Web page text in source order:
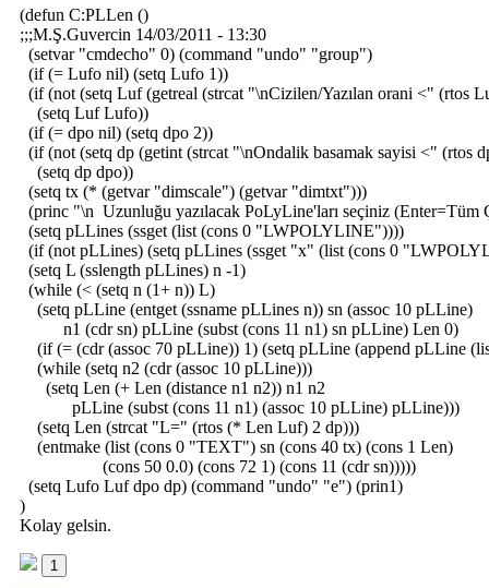
(defun C:PLLen ()
;;;M.Ş.Guvercin 14/03/2011 - 13:30
(setvar "cmdecho" 0) (command "undo" "group")
(if (= Lufo nil) (setq Lufo 1))
(if (not (setq Luf (getreal (strcat "\nCizilen/Yazılan orani <" (rtos
(setq Luf Lufo))
(if (= dpo nil) (setq dpo 2))
(if (not (setq dp (getint (strcat "\nOndalik basamak sayisi <" (rtos
(setq dp dpo))
(setq tx (* (getvar "dimscale") (getvar "dimtxt")))
(princ "\n Uzunluğu yazılacak PoLyLine'ları seçiniz (Enter=Tüm
(setq pLLines (ssget (list (cons 0 "LWPOLYLINE"))))
(if (not pLLines) (setq pLLines (ssget "x" (list (cons 0
(setq L (sslength pLLines) n -1)
(while (< (setq n (1+ n)) L)
(setq pLLine (entget (ssname pLLines n)) sn (assoc 10 pLLine)
n1 (cdr sn) pLLine (subst (cons 11 n1) sn pLLine) Len 0)
(if (= (cdr (assoc 70 pLLine)) 1) (setq pLLine (append pLLine
(while (setq n2 (cdr (assoc 10 pLLine)))
(setq Len (+ Len (distance n1 n2)) n1 n2
pLLine (subst (cons 11 n1) (assoc 10 pLLine) pLLine)))
(setq Len (strcat "L=" (rtos (* Len Luf) 2 dp)))
(entmake (list (cons 0 "TEXT") sn (cons 40 tx) (cons 1 Len)
(cons 50 0.0) (cons 72 1) (cons 11 (cdr sn)))))
(setq Lufo Luf dpo dp) (command "undo" "e") (prin1)
)
Kolay gelsin.
1